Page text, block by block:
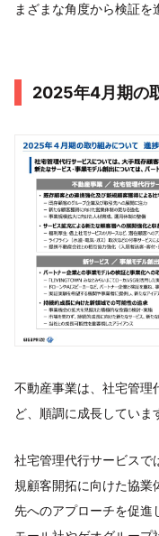
まざまな角度から検証を
2025年4月期の
不動産事業は、社宅管理
ど、順調に成長していま
社宅管理代行サービスで
規顧客開拓に向けた協業
先へのアプローチを促進